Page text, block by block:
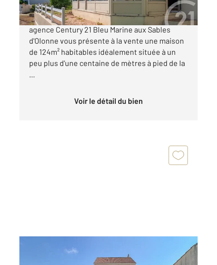
LA CHAUME - MAISON 5 CHAMBRES Votre
agence Century 21 Bleu Marine aux Sables
d'Olonne vous présente à la vente une maison
de 124m² habitables idéalement située à un
peu plus d'une centaine de mètres à pied de la
Voir le détail du bien
LES SABLES D OLONNE 85